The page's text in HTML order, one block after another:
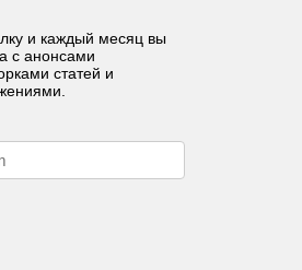
и каждый месяц вы
с анонсами
статей и